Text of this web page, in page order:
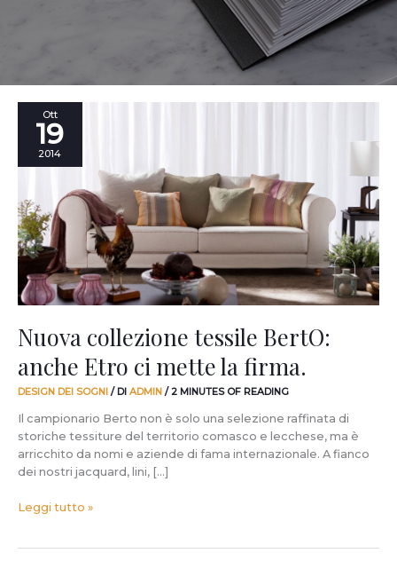
Ott
19
2014
Nuova collezione tessile BertO:
anche Etro ci mette la firma.
DESIGN DEI SOGNI / DI ADMIN /2 MINUTES OF READING
Il campionario Berto non è solo una selezione raffinata di
storiche tessiture del territorio comasco e lecchese, ma è
arricchito da nomi e aziende di fama internazionale. A fianco
dei nostri jacquard, lini, […]
Nuova
collezione
tessile
Etro
ci
mette
la
firma.
Leggi tutto »